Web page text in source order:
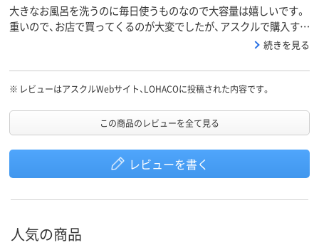
大きなお風呂を洗うのに毎日使うものなので大容量は嬉しいです。
重いので、お店で買ってくるのが大変でしたが、アスクルで購入する
ようになり注文した次の日には会社に届くので助かっています。
続きを見る
※ レビューはアスクルWebサイト、LOHACOに投稿された内容です。
この商品のレビューを全て見る
レビューを書く
人気の商品